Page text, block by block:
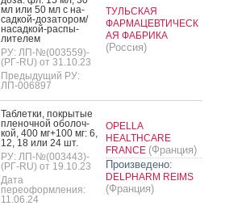
мл или 50 мл с на­
сад­кой-до­зато­ром/
на­сад­кой-рас­пы­
лите­лем
РУ: ЛП-№(003559)-
(РГ-RU) от 31.10.23
Предыдущий РУ:
ЛП-006897
ТУЛЬСКАЯ
ФАРМАЦЕВТИЧЕСК
АЯ ФАБРИКА
(Россия)
Таб­летки, пок­ры­тые
пле­ноч­ной обо­лоч­
кой, 400 мг+100 мг: 6,
12, 18 или 24 шт.
РУ: ЛП-№(003443)-
(РГ-RU) от 19.10.23
Дата
переоформления:
11.06.24
OPELLA
HEALTHCARE
FRANCE (Франция)
Произведено:
DELPHARM REIMS
(Франция)